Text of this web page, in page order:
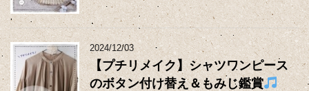
2024/12/03
【プチリメイク】シャツワンピース
のボタン付け替え＆もみじ鑑賞